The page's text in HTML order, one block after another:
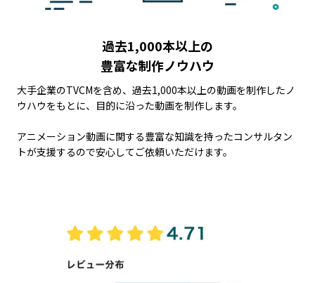
過去1,000本以上の
豊富な制作ノウハウ
大手企業のTVCMを含め、過去1,000本以上の動画を制作したノ
ウハウをもとに、目的に沿った動画を制作します。
アニメーション動画に関する豊富な知識を持ったコンサルタン
トが支援するので安心してご依頼いただけます。